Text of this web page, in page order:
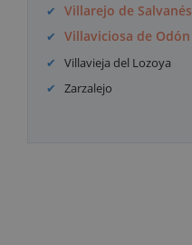
Villarejo de Salvanés
Villaviciosa de Odón
Villavieja del Lozoya
Zarzalejo